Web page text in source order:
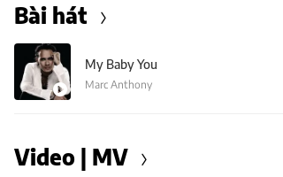
Bài hát
My Baby You
Marc Anthony
Video | MV